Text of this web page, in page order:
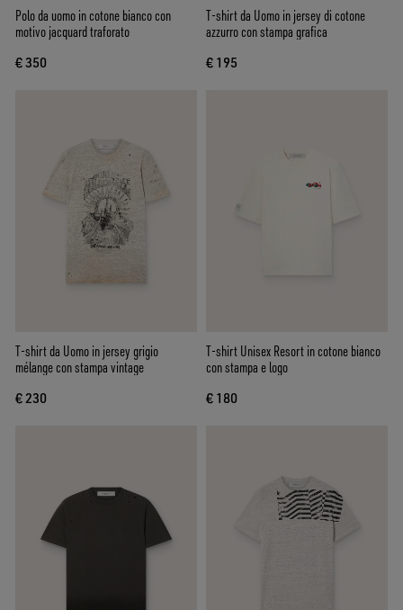
Polo da uomo in cotone bianco con
motivo jacquard traforato
€ 350
T-shirt da Uomo in jersey di cotone
azzurro con stampa grafica
€ 195
T-shirt da Uomo in jersey grigio
mélange con stampa vintage
€ 230
T-shirt Unisex Resort in cotone bianco
con stampa e logo
€ 180